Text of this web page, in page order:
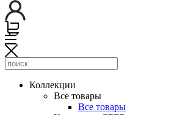
Коллекции
Все товары
Все товары